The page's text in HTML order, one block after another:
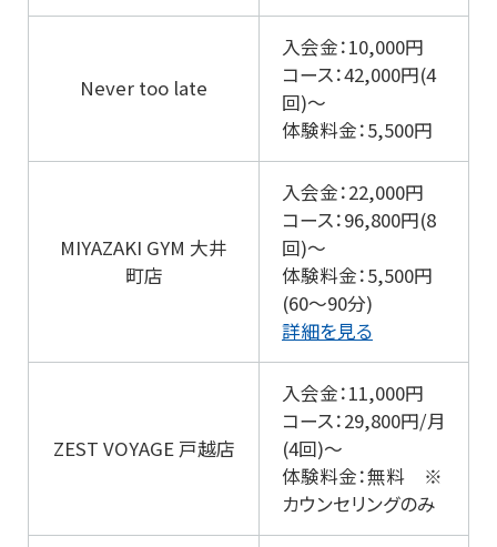
Never too late
入会金：10,000円
コース：42,000円(4
回)～
体験料金：5,500円
MIYAZAKI GYM 大井
町店
入会金：22,000円
コース：96,800円(8
回)～
体験料金：5,500円
(60～90分)
詳細を見る
ZEST VOYAGE 戸越店
入会金：11,000円
コース：29,800円/月
(4回)～
体験料金：無料 ※
カウンセリングのみ